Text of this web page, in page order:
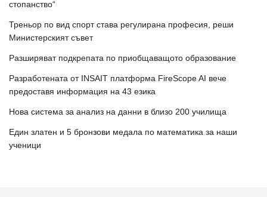
стопанство“
Треньор по вид спорт става регулирана професия, реши
Министерският съвет
Разширяват подкрепата по приобщаващото образование
Разработената от INSAIT платформа FireScope AI вече
предоставя информация на 43 езика
Нова система за анализ на данни в близо 200 училища
Един златен и 5 бронзови медала по математика за наши
ученици